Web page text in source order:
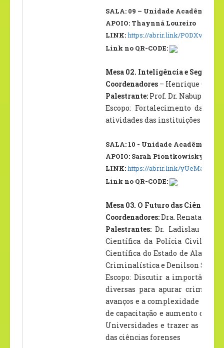
SALA: 09 – Unidade Acadêmica
APOIO: Thaynná Loureiro
LINK:https://abrir.link/P0DXv
Link no QR-CODE:
Mesa 02. Inteligência e
Coordenadores – Henrique
Palestrante: Prof. Dr.
Escopo: Fortalecimento das
atividades das instituições
SALA: 10 - Unidade Acadêmica
APOIO: Sarah Piontkowisky
LINK:https://abrir.link/yUeMa
Link no QR-CODE:
Mesa 03. O Futuro das Ciências
Coordenadores:Dra. Renata
Palestrantes:Dr. Ladislau
Científica da Polícia Civil do
Científica do Estado de Alagoas
Criminalística e Denilson
Escopo: Discutir a importância
diversas para apurar crimes e
avanços e a complexidade
de capacitação e aumento do
Universidades e trazer as
das ciências forenses